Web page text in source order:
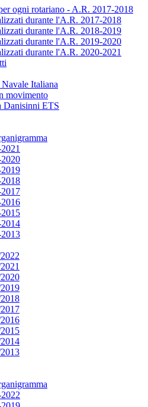
ogni rotariano - A.R. 2017-2018
durante l'A.R. 2017-2018
durante l'A.R. 2018-2019
durante l'A.R. 2019-2020
durante l'A.R. 2020-2021
Italiana
movimento
Danisinni ETS